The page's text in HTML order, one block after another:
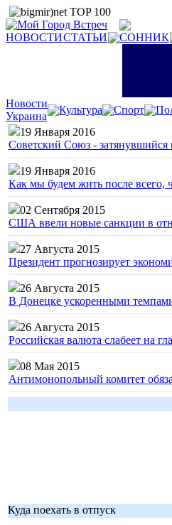
НОВОСТИСТАТЬИ СОННИК
Новости
Украина
Культура Спорт
19 Января 2016
Советский Союз - затянувшийся
19 Января 2016
Как мы будем жить после всего,
02 Сентября 2015
США ввели новые санкции в
27 Августа 2015
Президент прогнозирует
26 Августа 2015
В Донецке ускоренными
26 Августа 2015
Российская валюта слабеет на
08 Мая 2015
Антимонопольный комитет
Куда поехать в отпуск